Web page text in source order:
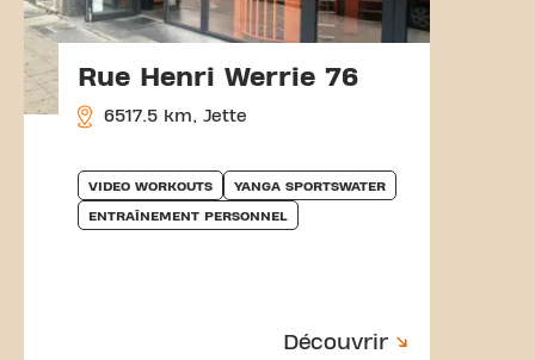
Rue Henri Werrie 76
6517.5 km, Jette
VIDEO WORKOUTS YANGA SPORTSWATER
ENTRAÎNEMENT PERSONNEL
Découvrir